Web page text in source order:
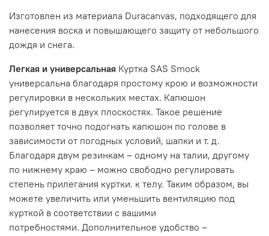
Изготовлен из материала Duracanvas, подходящего для
нанесения воска и повышающего защиту от небольшого
дождя и снега.
Легкая и универсальная Куртка SAS Smock
универсальна благодаря простому крою и возможности
регулировки в нескольких местах. Капюшон
регулируется в двух плоскостях. Такое решение
позволяет точно подогнать капюшон по голове в
зависимости от погодных условий, шапки и т. д.
Благодаря двум резинкам – одному на талии, другому
по нижнему краю – можно свободно регулировать
степень прилегания куртки. к телу. Таким образом, вы
можете увеличить или уменьшить вентиляцию под
курткой в ​​соответствии с вашими
потребностями. Дополнительное удобство –